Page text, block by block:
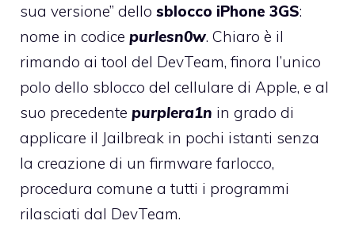
sua versione” dello sblocco iPhone 3GS:
nome in codice purlesn0w. Chiaro è il
rimando ai tool del DevTeam, finora l’unico
polo dello sblocco del cellulare di Apple, e al
suo precedente purplera1n in grado di
applicare il Jailbreak in pochi istanti senza
la creazione di un firmware farlocco,
procedura comune a tutti i programmi
rilasciati dal DevTeam.